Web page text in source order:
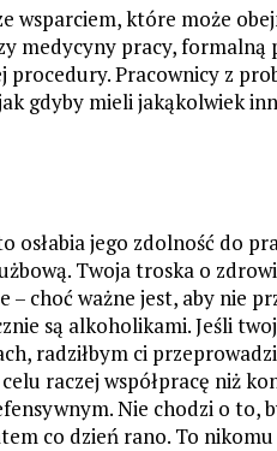
wsparciem, które może
medycyny pracy,
procedury. Pracownicy z
gdyby mieli jakąkolwiek
osłabia jego zdolność do
Twoja troska o
choć ważne jest, aby nie
są alkoholikami. Jeśli
radziłbym ci
raczej współpracę niż
Nie chodzi o to,
co dzień rano. To